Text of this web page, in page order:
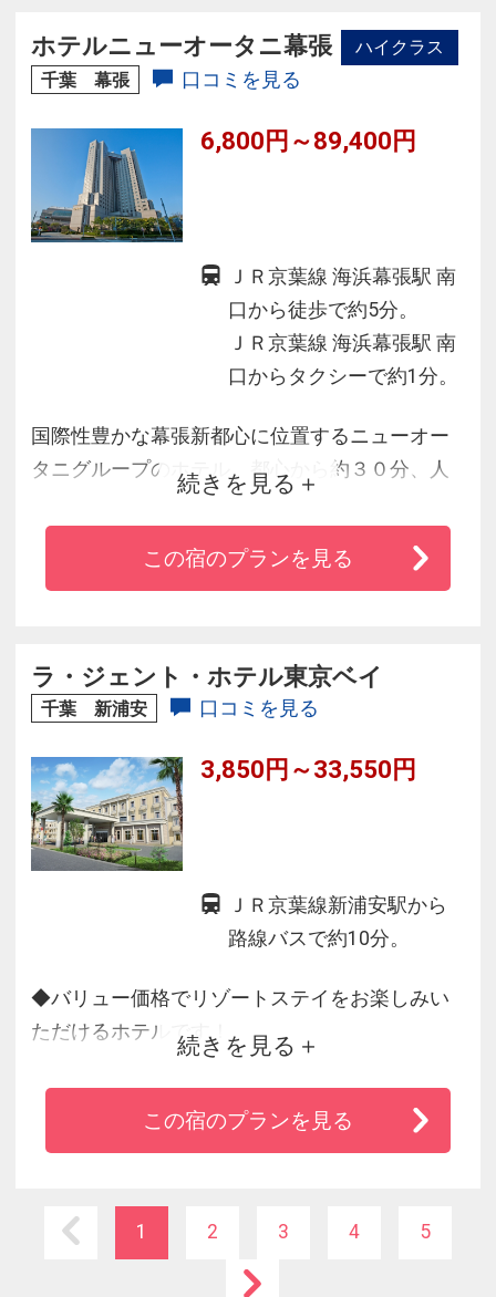
ホテルニューオータニ幕張
ハイクラス
千葉 幕張
口コミを見る
6,800円～89,400円
ＪＲ京葉線 海浜幕張駅 南
口から徒歩で約5分。
ＪＲ京葉線 海浜幕張駅 南
口からタクシーで約1分。
国際性豊かな幕張新都心に位置するニューオー
タニグループのホテル。都心から約３０分、人
気のＴＤＲまで約２０分、東洋最大級のコンベ
ンションセンター「幕張メッセ」に直結とビジ
ネス、レジャーにも好アクセス。館内にはレス
を用意、優雅なホテルライフをお楽しみいただ
けます。
続きを見る
この宿のプランを見る
ラ・ジェント・ホテル東京ベイ
千葉 新浦安 口コミを見る
3,850円～33,550円
ＪＲ京葉線新浦安駅から
路線バスで約10分。
◆バリュー価格でリゾートステイをお楽しみい
ただけるホテルです！
◆様々なリクエストにお応えするお部屋タイプ
がございますので、ファミリーにもグループに
◆２４時間営業コンビニもホテルに隣接
◆パークまでシャトルバスで約２５分！東京駅
続きを見る
この宿のプランを見る
1 2 3 4 5